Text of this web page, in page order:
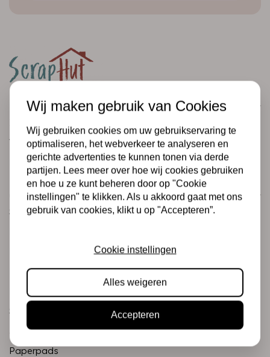
Klantenservice
Verzending en retourneren
Betalingsmogelijkheden
Categorieën
Scrapbooking
Koopjeshoek
Merken
Stempels & Inkt
Junk journaling
Paperpads
Wij maken gebruik van Cookies
Wij gebruiken cookies om uw gebruikservaring te
optimaliseren, het webverkeer te analyseren en
gerichte advertenties te kunnen tonen via derde
partijen. Lees meer over hoe wij cookies gebruiken
en hoe u ze kunt beheren door op "Cookie
instellingen" te klikken. Als u akkoord gaat met ons
gebruik van cookies, klikt u op "Accepteren”.
Cookie instellingen
Alles weigeren
Accepteren